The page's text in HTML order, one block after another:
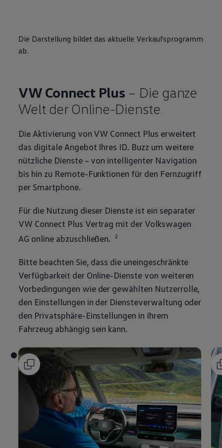
Die Darstellung bildet das aktuelle Verkaufsprogramm
ab.
VW Connect Plus – Die ganze
Welt der Online-Dienste
Die Aktivierung von VW Connect Plus erweitert
das digitale Angebot Ihres ID. Buzz um weitere
nützliche Dienste – von intelligenter Navigation
bis hin zu Remote-Funktionen für den Fernzugriff
per Smartphone.
Für die Nutzung dieser Dienste ist ein separater
VW Connect Plus Vertrag mit der Volkswagen
AG online abzuschließen.
2
Bitte beachten Sie, dass die uneingeschränkte
Verfügbarkeit der Online-Dienste von weiteren
Vorbedingungen wie der gewählten Nutzerrolle,
den Einstellungen in der Diensteverwaltung oder
den Privatsphäre-Einstellungen in Ihrem
Fahrzeug abhängig sein kann.